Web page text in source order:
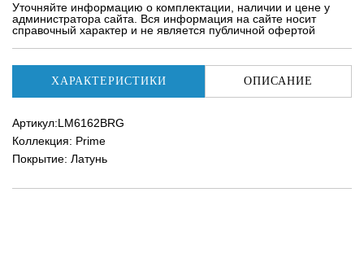
Уточняйте информацию о комплектации, наличии и цене у
администратора сайта. Вся информация на сайте носит
справочный характер и не является публичной офертой
ХАРАКТЕРИСТИКИ ОПИСАНИЕ
Артикул:LM6162BRG
Коллекция: Prime
Покрытие: Латунь